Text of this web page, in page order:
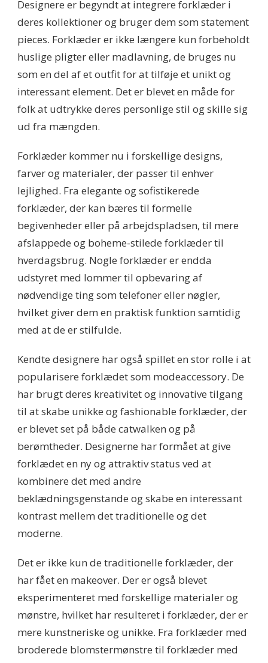
Designere er begyndt at integrere forklæder i
deres kollektioner og bruger dem som statement
pieces. Forklæder er ikke længere kun forbeholdt
huslige pligter eller madlavning, de bruges nu
som en del af et outfit for at tilføje et unikt og
interessant element. Det er blevet en måde for
folk at udtrykke deres personlige stil og skille sig
ud fra mængden.
Forklæder kommer nu i forskellige designs,
farver og materialer, der passer til enhver
lejlighed. Fra elegante og sofistikerede
forklæder, der kan bæres til formelle
begivenheder eller på arbejdspladsen, til mere
afslappede og boheme-stilede forklæder til
hverdagsbrug. Nogle forklæder er endda
udstyret med lommer til opbevaring af
nødvendige ting som telefoner eller nøgler,
hvilket giver dem en praktisk funktion samtidig
med at de er stilfulde.
Kendte designere har også spillet en stor rolle i at
popularisere forklædet som modeaccessory. De
har brugt deres kreativitet og innovative tilgang
til at skabe unikke og fashionable forklæder, der
er blevet set på både catwalken og på
berømtheder. Designerne har formået at give
forklædet en ny og attraktiv status ved at
kombinere det med andre
beklædningsgenstande og skabe en interessant
kontrast mellem det traditionelle og det
moderne.
Det er ikke kun de traditionelle forklæder, der
har fået en makeover. Der er også blevet
eksperimenteret med forskellige materialer og
mønstre, hvilket har resulteret i forklæder, der er
mere kunstneriske og unikke. Fra forklæder med
broderede blomstermønstre til forklæder med